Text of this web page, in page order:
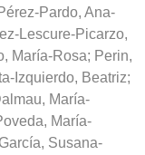
Pérez-Pardo, Ana-
Lescure-Picarzo,
María-Rosa; Perin,
Izquierdo, Beatriz;
María-
María-
Susana-